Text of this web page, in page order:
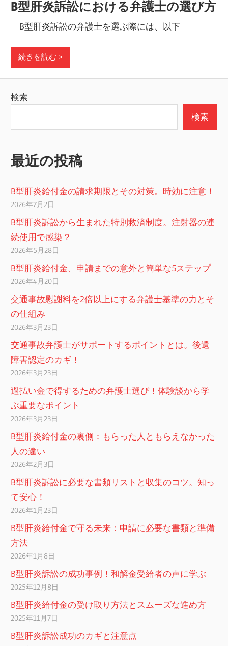
B型肝炎訴訟における弁護士の選び方
B型肝炎訴訟の弁護士を選ぶ際には、以下
続きを読む
検索
検索
最近の投稿
B型肝炎給付金の請求期限とその対策。時効に注意！
2026年7月2日
B型肝炎訴訟から生まれた特別救済制度。注射器の連
続使用で感染？
2026年5月28日
B型肝炎給付金、申請までの意外と簡単な5ステップ
2026年4月20日
交通事故慰謝料を2倍以上にする弁護士基準の力とそ
の仕組み
2026年3月23日
交通事故弁護士がサポートするポイントとは。後遺
障害認定のカギ！
2026年3月23日
過払い金で得するための弁護士選び！体験談から学
ぶ重要なポイント
2026年3月23日
B型肝炎給付金の裏側：もらった人ともらえなかった
人の違い
2026年2月3日
B型肝炎訴訟に必要な書類リストと収集のコツ。知っ
て安心！
2026年1月23日
B型肝炎給付金で守る未来：申請に必要な書類と準備
方法
2026年1月8日
B型肝炎訴訟の成功事例！和解金受給者の声に学ぶ
2025年12月8日
B型肝炎給付金の受け取り方法とスムーズな進め方
2025年11月7日
B型肝炎訴訟成功のカギと注意点